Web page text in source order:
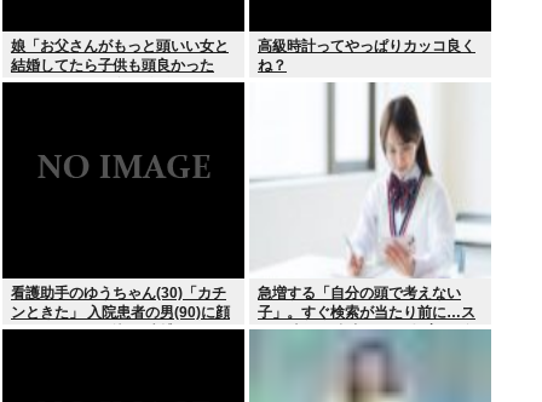
娘「お父さんがもっと頭いい女と
結婚してたら子供も頭良かった
よ。頭悪いクソ女と結婚してごめ
高級時計ってやっぱりカッコ良く
ね？
看護助手のゆうちゃん(30)「カチ
ンときた」 入院患者の男(90)に顔
面パンチを叩き込む 逮捕
急増する「自分の頭で考えない
子」。すぐ検索が当たり前に…ス
マホ時代の”親切すぎる教育”が奪